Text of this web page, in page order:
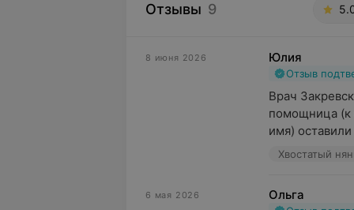
Отзывы 9
8 июня 2026 Юлия
Отзыв
Врач
помощница (к
имя)
Хвостатый
6 мая 2026 Ольга